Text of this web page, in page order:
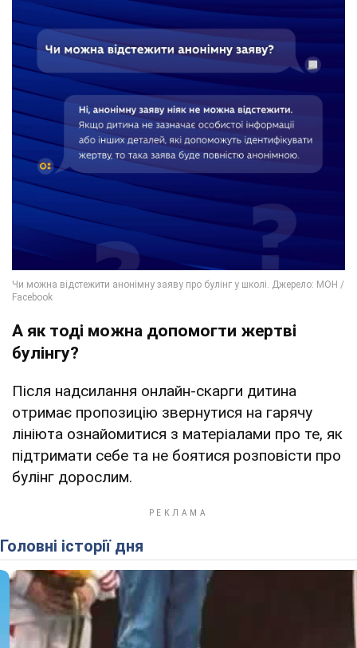
А як тоді можна допомогти жертві
булінгу?
Після надсилання онлайн-скарги дитина
отримає пропозицію звернутися на гарячу
лініюта ознайомитися з матеріалами про те, як
підтримати себе та не боятися розповісти про
булінг дорослим.
Головні історії дня